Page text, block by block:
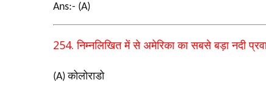
Ans:- (A)
254.निम्नलिखित में से अमेरिका का सबसे बड़ा नदी
(A)कोलोराडो